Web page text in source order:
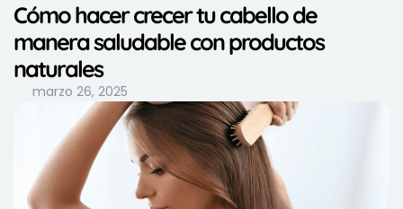
Cómo hacer crecer tu cabello de
manera saludable con productos
naturales
marzo 26, 2025